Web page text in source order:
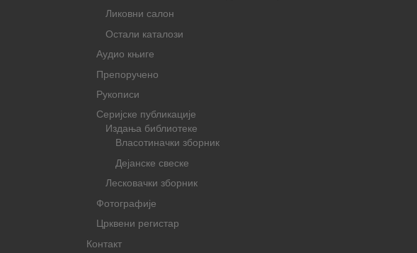
Ликовни салон
Остали каталози
Аудио књиге
Препоручено
Рукописи
Серијске публикације
Издања библиотеке
Власотиначки зборник
Дејанске свеске
Лесковачки зборник
Фотографије
Црквени регистар
Контакт